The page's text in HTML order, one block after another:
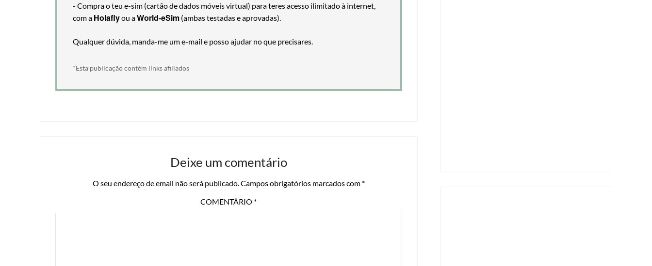
- Compra o teu e-sim (cartão de dados móveis virtual) para teres acesso ilimitado à internet,
com a Holaflyou aWorld-eSim (ambas testadas e aprovadas).
Qualquer dúvida, manda-me um e-mail e posso ajudar no que precisares.
*Esta publicação contém links afiliados
Deixe um comentário
O seu endereço de email não será publicado.Campos obrigatórios marcados com *
COMENTÁRIO *